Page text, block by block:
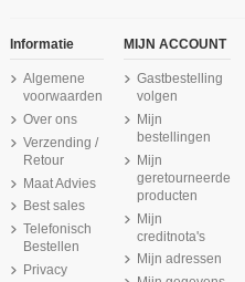
Informatie
Algemene
voorwaarden
Over ons
Verzending /
Retour
Maat Advies
Best sales
Telefonisch
Bestellen
Privacy
MIJN ACCOUNT
Gastbestelling
volgen
Mijn
bestellingen
Mijn
geretourneerde
producten
Mijn
creditnota's
Mijn adressen